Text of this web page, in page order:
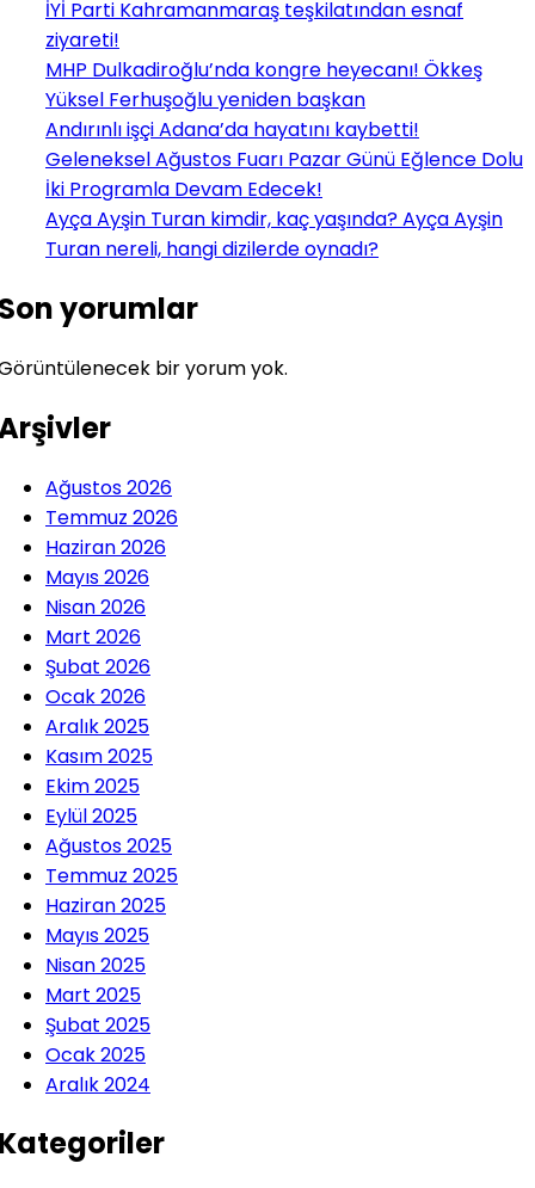
İYİ Parti Kahramanmaraş teşkilatından esnaf
ziyareti!
MHP Dulkadiroğlu’nda kongre heyecanı! Ökkeş
Yüksel Ferhuşoğlu yeniden başkan
Andırınlı işçi Adana’da hayatını kaybetti!
Geleneksel Ağustos Fuarı Pazar Günü Eğlence Dolu
İki Programla Devam Edecek!
Ayça Ayşin Turan kimdir, kaç yaşında? Ayça Ayşin
Turan nereli, hangi dizilerde oynadı?
yorumlar
bir yorum yok.
Ağustos 2026
Temmuz 2026
Haziran 2026
Mayıs 2026
Nisan 2026
Mart 2026
Şubat 2026
Ocak 2026
Aralık 2025
Kasım 2025
Ekim 2025
Eylül 2025
Ağustos 2025
Temmuz 2025
Haziran 2025
Mayıs 2025
Nisan 2025
Mart 2025
Şubat 2025
Ocak 2025
Aralık 2024